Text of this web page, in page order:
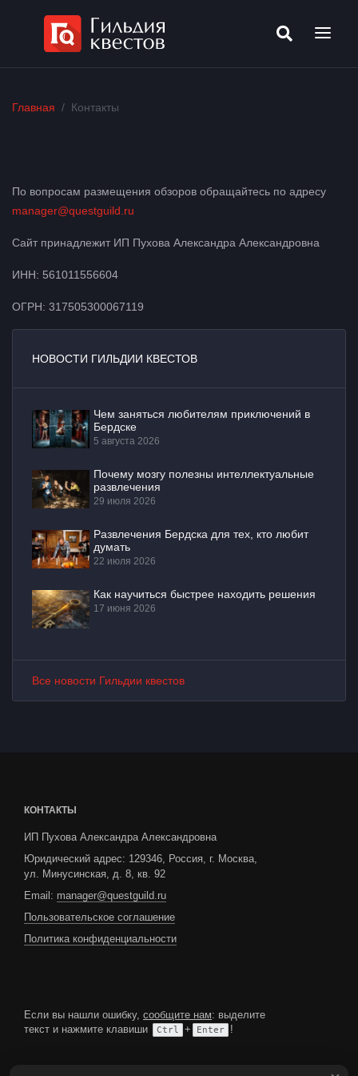
Главная Контакты
По вопросам размещения обзоров обращайтесь по адресу
manager@questguild.ru
Сайт принадлежит ИП Пухова Александра Александровна
ИНН: 561011556604
ОГРН: 317505300067119
НОВОСТИ ГИЛЬДИИ КВЕСТОВ
Чем заняться любителям приключений в
Бердске
5 августа 2026
Почему мозгу полезны интеллектуальные
развлечения
29 июля 2026
Развлечения Бердска для тех, кто любит
думать
22 июля 2026
Как научиться быстрее находить решения
17 июня 2026
Все новости Гильдии квестов
КОНТАКТЫ
ИП Пухова Александра Александровна
Юридический адрес: 129346, Россия, г. Москва,
ул. Минусинская, д. 8, кв. 92
Email: manager@questguild.ru
Пользовательское соглашение
Политика конфиденциальности
Если вы нашли ошибку, сообщите нам: выделите
текст и нажмите клавиши
Ctrl + Enter !